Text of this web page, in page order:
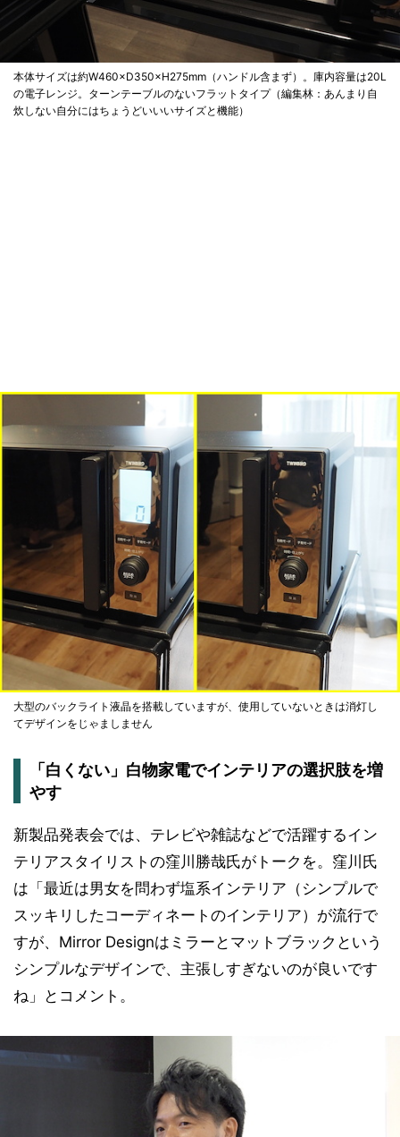
本体サイズは約W460×D350×H275mm（ハンドル含まず）。庫内容量は20L
の電子レンジ。ターンテーブルのないフラットタイプ（編集林：あんまり自
炊しない自分にはちょうどいいいサイズと機能）
大型のバックライト液晶を搭載していますが、使用していないときは消灯し
てデザインをじゃましません
「白くない」白物家電でインテリアの選択肢を増
やす
新製品発表会では、テレビや雑誌などで活躍するイン
テリアスタイリストの窪川勝哉氏がトークを。窪川氏
は「最近は男女を問わず塩系インテリア（シンプルで
スッキリしたコーディネートのインテリア）が流行で
すが、Mirror Designはミラーとマットブラックという
シンプルなデザインで、主張しすぎないのが良いです
ね」とコメント。